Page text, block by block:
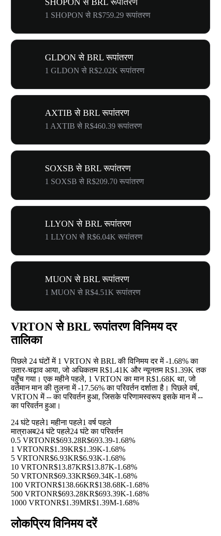
1 SHOPON से R$759.29 रूपांतरण
GLDON से BRL रूपांतरण
1 GLDON से R$2.02K रूपांतरण
AXTIB से BRL रूपांतरण
1 AXTIB से R$460.39 रूपांतरण
SOXSB से BRL रूपांतरण
1 SOXSB से R$209.70 रूपांतरण
LLYON से BRL रूपांतरण
1 LLYON से R$6.04K रूपांतरण
MUON से BRL रूपांतरण
1 MUON से R$4.51K रूपांतरण
VRTON से BRL रूपांतरण विनिमय दर
तालिका
पिछले 24 घंटों में 1 VRTON से BRL की विनिमय दर में-1.68%का
उतार-चढ़ाव आया, जो अधिकतम R$1.41K और न्यूनतम R$1.39K तक
पहुँच गया। एक महीने पहले, 1 VRTON का मान R$1.68K था, जो
वर्तमान मान की तुलना में-17.56%का परिवर्तन दर्शाता है। पिछले वर्ष,
VRTON में--का परिवर्तन हुआ, जिसके परिणामस्वरूप इसके मान में--
का परिवर्तन हुआ।
24 घंटे पहले1 महीना पहले1 वर्ष पहले
मात्राअब24 घंटे पहले24 घंटे का परिवर्तन
0.5 VRTONR$693.28R$693.39-1.68%
1 VRTONR$1.39KR$1.39K-1.68%
5 VRTONR$6.93KR$6.93K-1.68%
10 VRTONR$13.87KR$13.87K-1.68%
50 VRTONR$69.33KR$69.34K-1.68%
100 VRTONR$138.66KR$138.68K-1.68%
500 VRTONR$693.28KR$693.39K-1.68%
1000 VRTONR$1.39MR$1.39M-1.68%
लोकप्रिय विनिमय दरें